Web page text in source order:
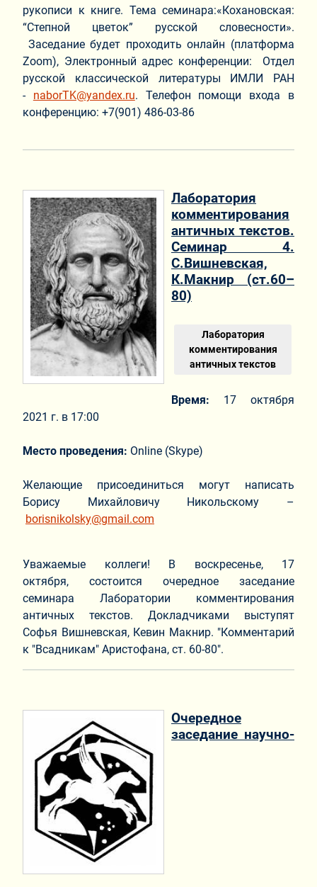
рукописи к книге. Тема семинара:«Кохановская:
“Степной цветок” русской словесности».
Заседание будет проходить онлайн (платформа
Zoom), Электронный адрес конференции: Отдел
русской классической литературы ИМЛИ РАН
- naborTK@yandex.ru. Телефон помощи входа в
конференцию: +7(901) 486-03-86
Лаборатория
комментирования
античных текстов.
Семинар 4.
С.Вишневская,
К.Макнир (ст.60–
80)
Лаборатория
комментирования
античных текстов
Время:
17 октября
2021 г. в 17:00
Место проведения: Online (Skype)
Желающие присоединиться могут написать
Борису Михайловичу Никольскому –
borisnikolsky@gmail.com
Уважаемые коллеги! В воскресенье, 17
октября, состоится очередное заседание
семинара Лаборатории комментирования
античных текстов. Докладчиками выступят
Софья Вишневская, Кевин Макнир. "Комментарий
к "Всадникам" Аристофана, ст. 60-80".
Очередное
заседание научно-